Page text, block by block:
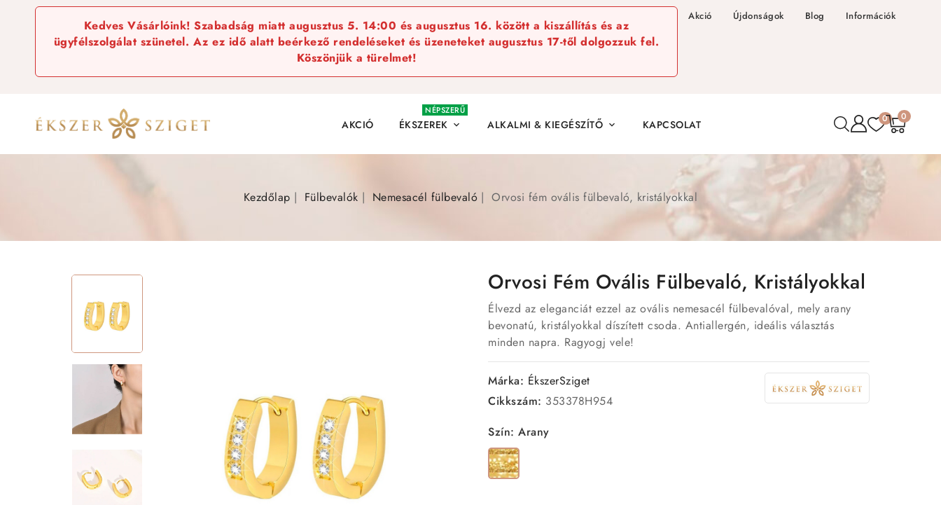
Kedves Vásárlóink! Szabadság miatt augusztus 5. 14:00 és augusztus 16. között a kiszállítás és az
ügyfélszolgálat szünetel. Az ez idő alatt beérkező rendeléseket és üzeneteket augusztus 17-től dolgozzuk fel.
Köszönjük a türelmet!
Akció Újdonságok Blog Információk
AKCIÓ ÉKSZEREK 
NÉPSZERŰ
ALKALMI & KIEGÉSZÍTŐ  KAPCSOLAT 0 0
Kezdőlap Fülbevalók Nemesacél fülbevaló Orvosi fém ovális fülbevaló, kristályokkal
Orvosi Fém Ovális Fülbevaló, Kristályokkal
Élvezd az eleganciát ezzel az ovális nemesacél fülbevalóval, mely arany
bevonatú, kristályokkal díszített csoda. Antiallergén, ideális választás
minden napra. Ragyogj vele!
Márka: ÉkszerSziget
Cikkszám: 353378H954
Szín: Arany
Arany